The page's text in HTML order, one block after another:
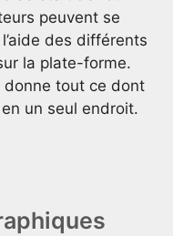
peuvent se
des différents
la plate-forme.
donne tout ce dont
un seul endroit.